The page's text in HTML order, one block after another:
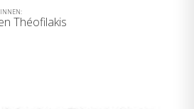
Théofilakis